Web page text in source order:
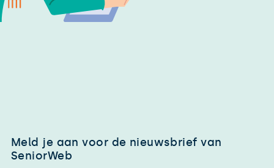
Meld je aan voor de nieuwsbrief van
SeniorWeb